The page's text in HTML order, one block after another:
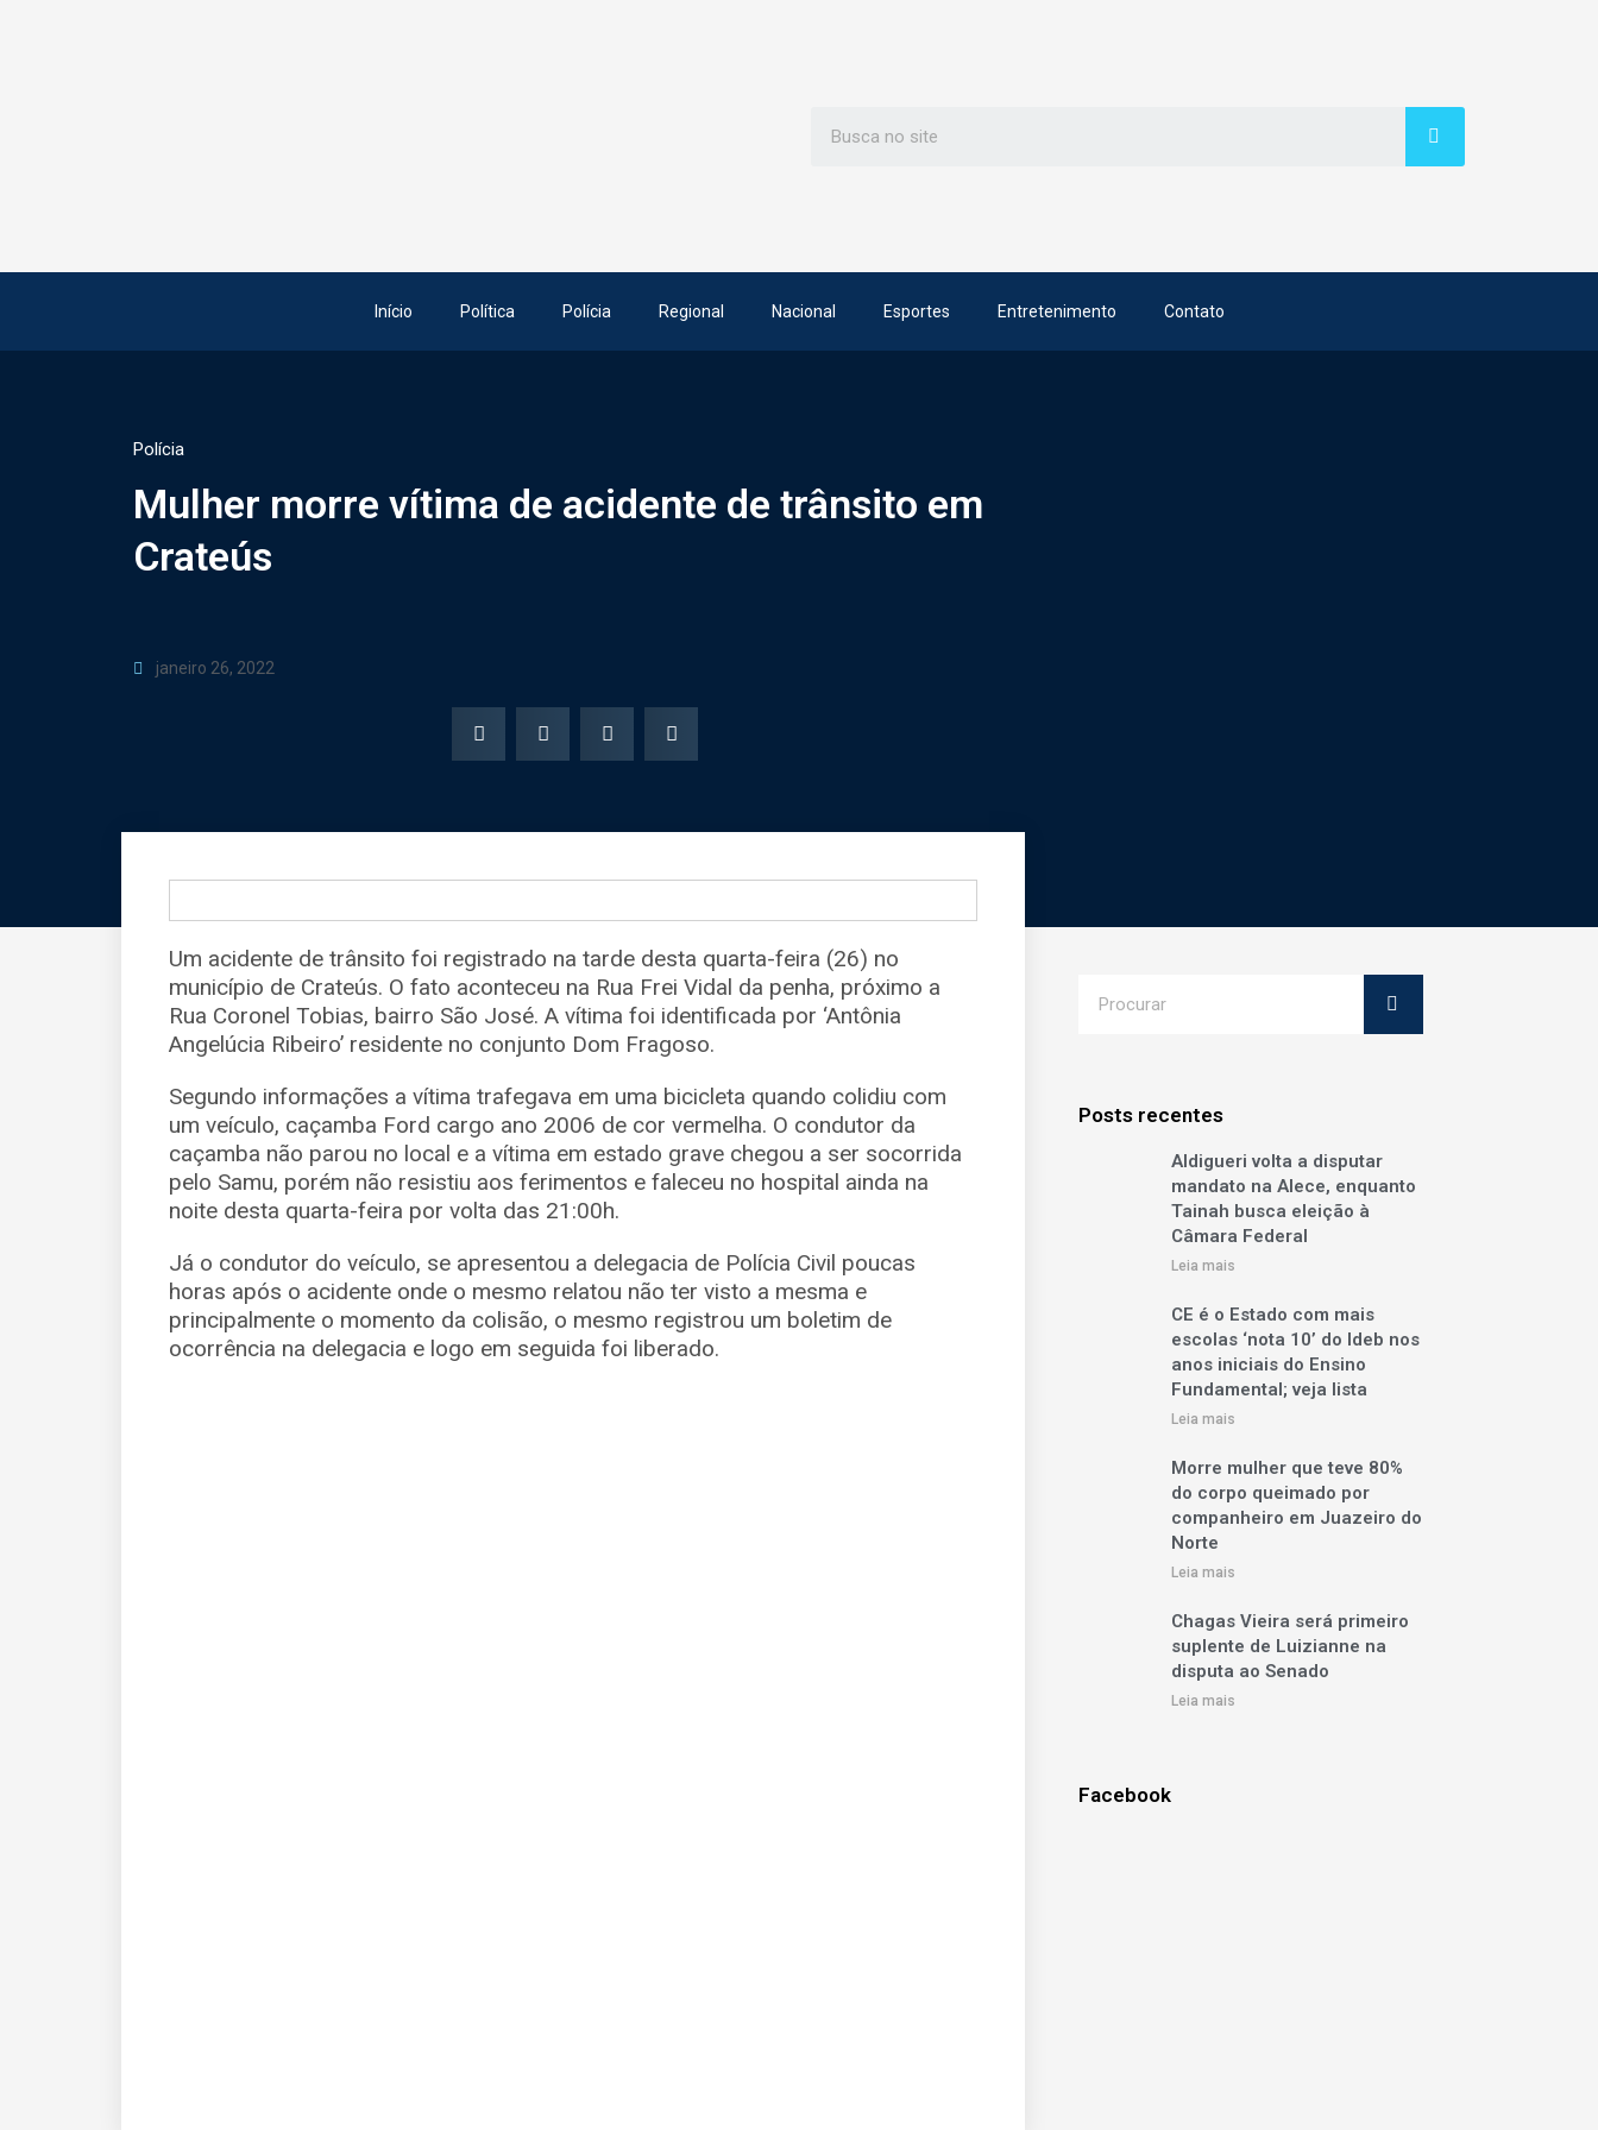
Início Política Polícia Regional Nacional Esportes Entretenimento Contato
Polícia
Mulher morre vítima de acidente de trânsito em
Crateús
janeiro 26, 2022
Um acidente de trânsito foi registrado na tarde desta quarta-feira (26) no
município de Crateús. O fato aconteceu na Rua Frei Vidal da penha, próximo a
Rua Coronel Tobias, bairro São José. A vítima foi identificada por ‘Antônia
Angelúcia Ribeiro’ residente no conjunto Dom Fragoso.
Segundo informações a vítima trafegava em uma bicicleta quando colidiu com
um veículo, caçamba Ford cargo ano 2006 de cor vermelha. O condutor da
caçamba não parou no local e a vítima em estado grave chegou a ser socorrida
pelo Samu, porém não resistiu aos ferimentos e faleceu no hospital ainda na
noite desta quarta-feira por volta das 21:00h.
Já o condutor do veículo, se apresentou a delegacia de Polícia Civil poucas
horas após o acidente onde o mesmo relatou não ter visto a mesma e
principalmente o momento da colisão, o mesmo registrou um boletim de
ocorrência na delegacia e logo em seguida foi liberado.
Posts recentes
Aldigueri volta a disputar
mandato na Alece, enquanto
Tainah busca eleição à
Câmara Federal
Leia mais
CE é o Estado com mais
escolas ‘nota 10’ do Ideb nos
anos iniciais do Ensino
Fundamental; veja lista
Leia mais
Morre mulher que teve 80%
do corpo queimado por
companheiro em Juazeiro do
Norte
Leia mais
Chagas Vieira será primeiro
suplente de Luizianne na
disputa ao Senado
Leia mais
Facebook